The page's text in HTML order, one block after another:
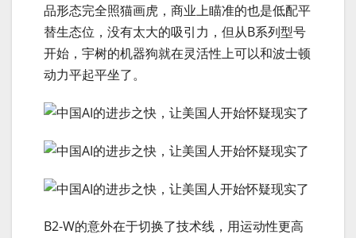
品形态完全照猫画虎，商业上瞄准的也是低配平
替生态位，没有太大的吸引力，但从B系列型号
开始，宇树的机器狗就在灵活性上可以和波士顿
动力平起平坐了。
B2-W的意外在于切换了技术线，用运动性更高